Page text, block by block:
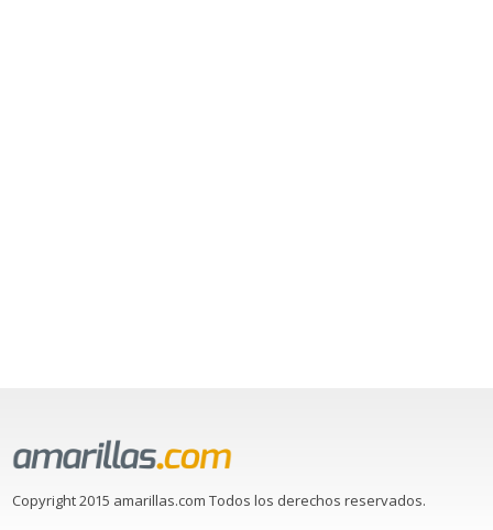
Copyright 2015 amarillas.com Todos los derechos reservados.